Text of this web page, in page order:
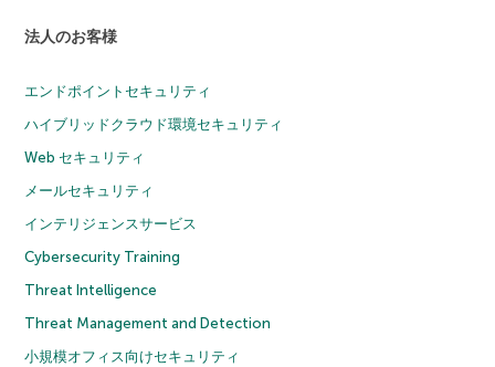
法人のお客様
エンドポイントセキュリティ
ハイブリッドクラウド環境セキュリティ
Web セキュリティ
メールセキュリティ
インテリジェンスサービス
Cybersecurity Training
Threat Intelligence
Threat Management and Detection
小規模オフィス向けセキュリティ